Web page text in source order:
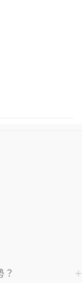
？ +